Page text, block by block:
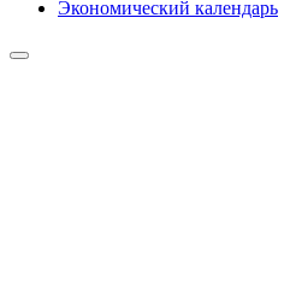
Экономический календарь